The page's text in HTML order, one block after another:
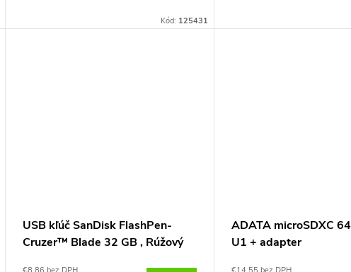
Kód: 125431
USB kľúč SanDisk FlashPen-
Cruzer™ Blade 32 GB , Rúžový
ADATA microSDXC
U1 + adapter